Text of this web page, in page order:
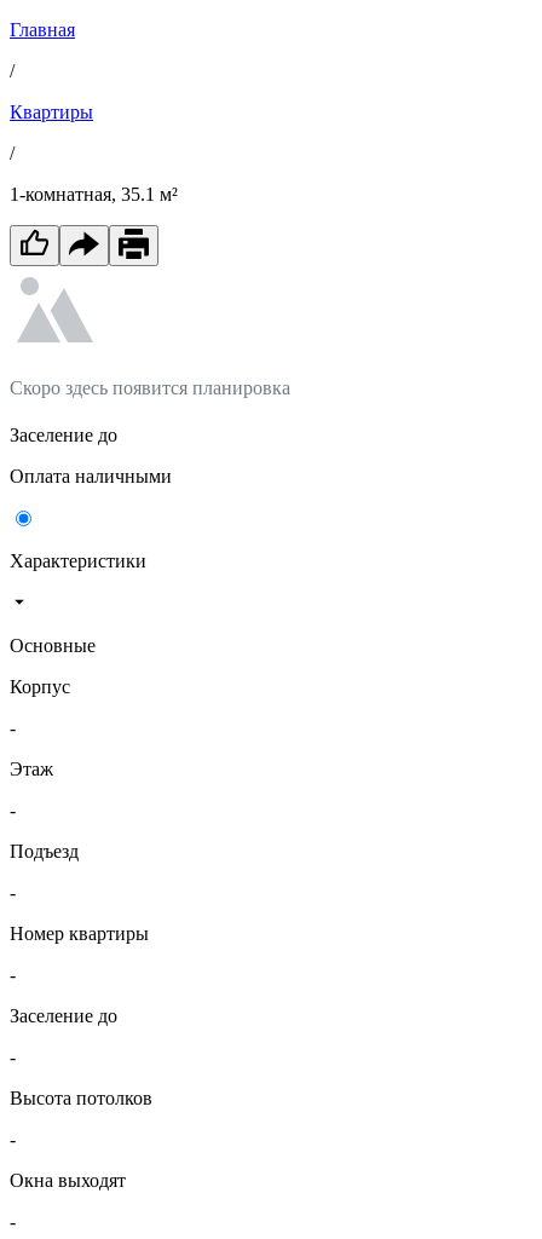
Главная
/
Квартиры
/
1-комнатная, 35.1 м²
Скоро здесь появится планировка
Заселение до
Оплата наличными
Характеристики
Основные
Корпус
-
Этаж
-
Подъезд
-
Номер квартиры
-
Заселение до
-
Высота потолков
-
Окна выходят
-